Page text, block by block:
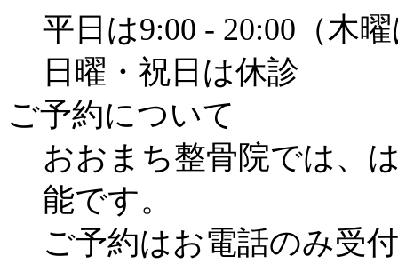
平日は9:00 - 20:00（木
日曜・祝日は休診
ご予約について
おおまち整骨院では、
能です。
ご予約はお電話のみ受